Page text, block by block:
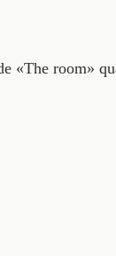
«The room»